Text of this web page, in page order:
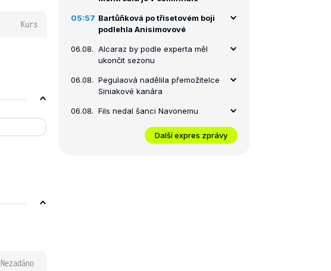
Kurs
Nezadáno
05:57 Bartůňková po třísetovém boji
podlehla Anisimovové
06.08. Alcaraz by podle experta měl
ukončit sezonu
06.08. Pegulaová nadělila přemožitelce
Siniakové kanára
06.08. Fils nedal šanci Navonemu
Další expres zprávy